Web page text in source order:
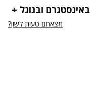
באינסטגרם ובגוגל +
מצאתם טעות לשון?